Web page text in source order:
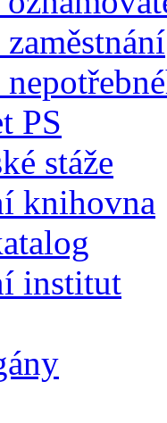
PS
stáže
knihovna
institut